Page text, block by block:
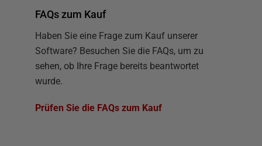
FAQs zum Kauf
Haben Sie eine Frage zum Kauf unserer
Software? Besuchen Sie die FAQs, um zu
sehen, ob Ihre Frage bereits beantwortet
wurde.
Prüfen Sie die FAQs zum Kauf